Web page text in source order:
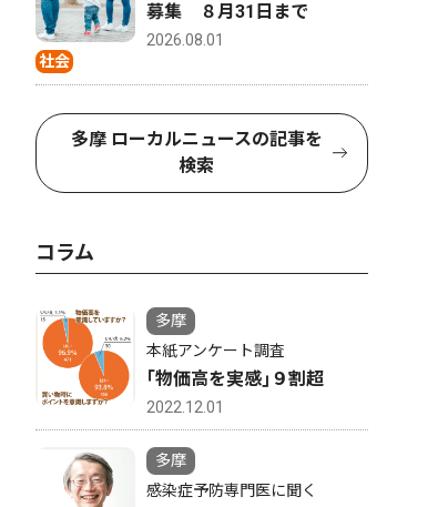
社会
募集 ８月31日まで
2026.08.01
多摩 ローカルニュースの記事を
検索
コラム
多摩
本紙アンケート調査
｢物価高を実感｣９割超
2022.12.01
多摩
感染症予防専門医に聞く